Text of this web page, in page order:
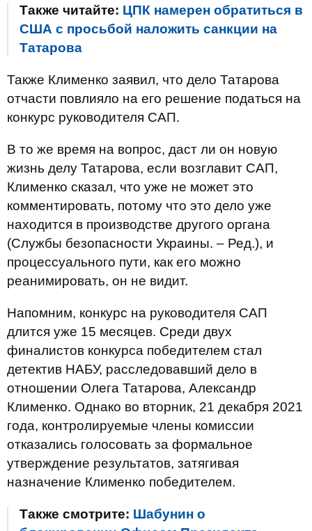
Также читайте: ЦПК намерен обратиться в
США с просьбой наложить санкции на
Татарова
Также Клименко заявил, что дело Татарова
отчасти повлияло на его решение податься на
конкурс руководителя САП.
В то же время на вопрос, даст ли он новую
жизнь делу Татарова, если возглавит САП,
Клименко сказал, что уже не может это
комментировать, потому что это дело уже
находится в производстве другого органа
(Службы безопасности Украины. – Ред.), и
процессуального пути, как его можно
реанимировать, он не видит.
Напомним, конкурс на руководителя САП
длится уже 15 месяцев. Среди двух
финалистов конкурса победителем стал
детектив НАБУ, расследовавший дело в
отношении Олега Татарова, Александр
Клименко. Однако во вторник, 21 декабря 2021
года, контролируемые члены комиссии
отказались голосовать за формальное
утверждение результатов, затягивая
назначение Клименко победителем.
Также смотрите: Шабунин о